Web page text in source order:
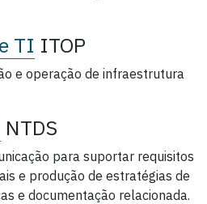
TI ITOP
e operação de infraestrutura
NTDS
para suportar requisitos
e produção de estratégias de
e documentação relacionada.